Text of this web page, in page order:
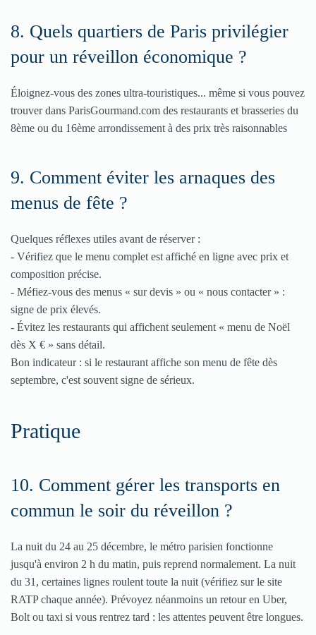
8. Quels quartiers de Paris privilégier
pour un réveillon économique ?
Éloignez-vous des zones ultra-touristiques... même si vous pouvez
trouver dans ParisGourmand.com des restaurants et brasseries du
8ème ou du 16ème arrondissement à des prix très raisonnables
9. Comment éviter les arnaques des
menus de fête ?
Quelques réflexes utiles avant de réserver :
- Vérifiez que le menu complet est affiché en ligne avec prix et
composition précise.
- Méfiez-vous des menus « sur devis » ou « nous contacter » :
signe de prix élevés.
- Évitez les restaurants qui affichent seulement « menu de Noël
dès X € » sans détail.
Bon indicateur : si le restaurant affiche son menu de fête dès
septembre, c'est souvent signe de sérieux.
Pratique
10. Comment gérer les transports en
commun le soir du réveillon ?
La nuit du 24 au 25 décembre, le métro parisien fonctionne
jusqu'à environ 2 h du matin, puis reprend normalement. La nuit
du 31, certaines lignes roulent toute la nuit (vérifiez sur le site
RATP chaque année). Prévoyez néanmoins un retour en Uber,
Bolt ou taxi si vous rentrez tard : les attentes peuvent être longues.